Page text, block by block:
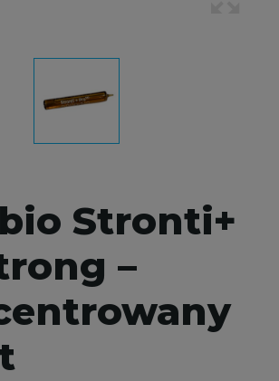
Stronti+
–